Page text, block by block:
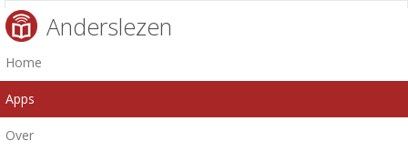
Anderslezen
Home
Apps
Over